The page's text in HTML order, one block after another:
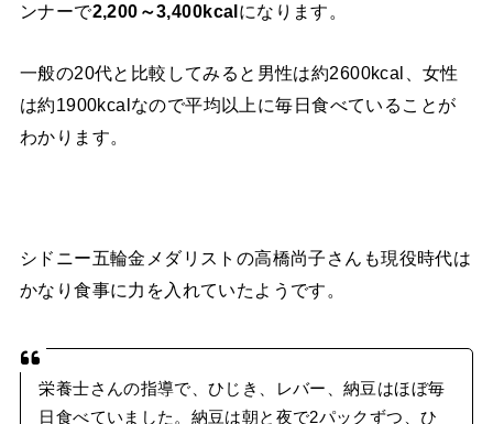
ンナーで2,200～3,400kcal になります。
一般の20代と比較してみると男性は約2600kcal、女性
は約1900kcalなので平均以上に毎日食べていることが
わかります。
シドニー五輪金メダリストの高橋尚子さんも現役時代は
かなり食事に力を入れていたようです。
栄養士さんの指導で、ひじき、レバー、納豆はほぼ毎
日食べていました。納豆は朝と夜で2パックずつ、ひ